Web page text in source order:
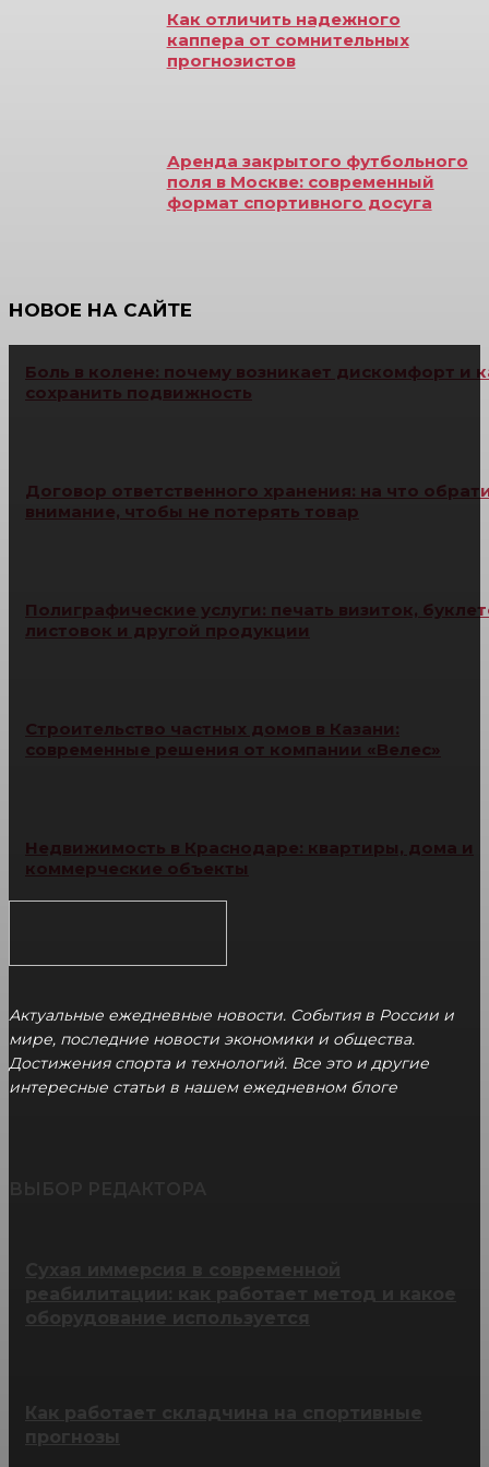
Как отличить надежного
каппера от сомнительных
прогнозистов
Аренда закрытого футбольного
поля в Москве: современный
формат спортивного досуга
НОВОЕ НА САЙТЕ
Боль в колене: почему возникает дискомфорт и
сохранить подвижность
Договор ответственного хранения: на что
внимание, чтобы не потерять товар
Полиграфические услуги: печать визиток,
листовок и другой продукции
Строительство частных домов в Казани:
современные решения от компании «Велес»
Недвижимость в Краснодаре: квартиры, дома и
коммерческие объекты
Актуальные ежедневные новости. События в России и
мире, последние новости экономики и общества.
Достижения спорта и технологий. Все это и другие
интересные статьи в нашем ежедневном блоге
Как работает складчина на спортивные
прогнозы